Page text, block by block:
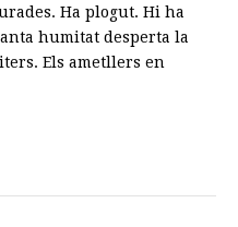
Ha plogut. Hi ha
humitat desperta la
Els ametllers en